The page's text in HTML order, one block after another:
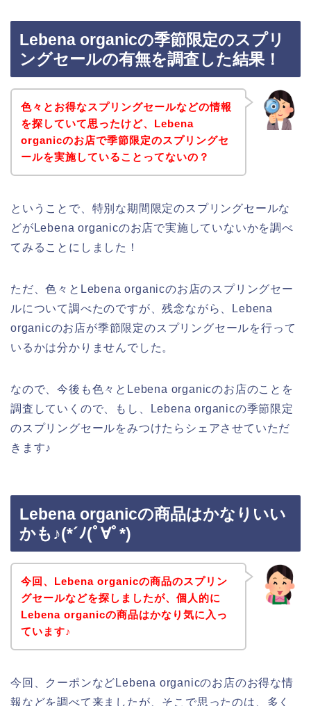
Lebena organicの季節限定のスプリ
ングセールの有無を調査した結果！
色々とお得なスプリングセールなどの情報
を探していて思ったけど、Lebena
organicのお店で季節限定のスプリングセ
ールを実施していることってないの？
ということで、特別な期間限定のスプリングセールな
どがLebena organicのお店で実施していないかを調べ
てみることにしました！
ただ、色々とLebena organicのお店のスプリングセー
ルについて調べたのですが、残念ながら、Lebena
organicのお店が季節限定のスプリングセールを行って
いるかは分かりませんでした。
なので、今後も色々とLebena organicのお店のことを
調査していくので、もし、Lebena organicの季節限定
のスプリングセールをみつけたらシェアさせていただ
きます♪
Lebena organicの商品はかなりいい
かも♪(*´ﾉ(ﾟ∀ﾟ*)
今回、Lebena organicの商品のスプリン
グセールなどを探しましたが、個人的に
Lebena organicの商品はかなり気に入っ
ています♪
今回、クーポンなどLebena organicのお店のお得な情
報などを調べて来ましたが、そこで思ったのは、多く